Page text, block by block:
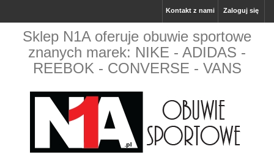
Zaloguj się
Kontakt z nami
Sklep N1A oferuje obuwie sportowe
znanych marek: NIKE - ADIDAS -
REEBOK - CONVERSE - VANS